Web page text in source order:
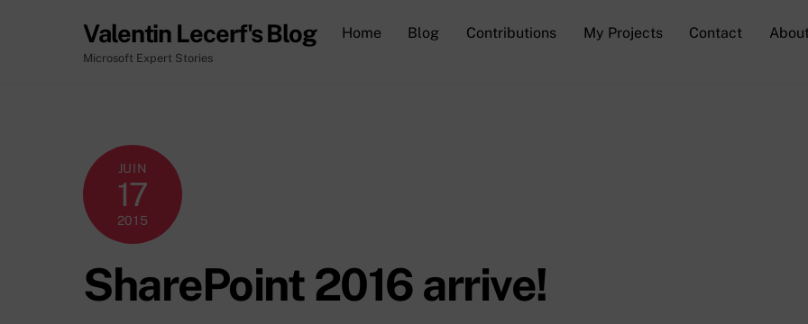
Valentin Lecerf's Blog
Microsoft Expert Stories
Home Blog Contributions My Projects Contact
JUIN
17
2015
SharePoint 2016 arrive!